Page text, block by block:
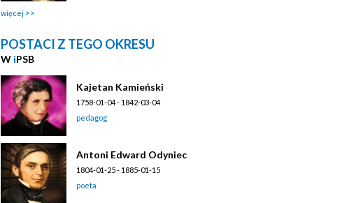
więcej
POSTACI Z TEGO OKRESU
W iPSB
Kajetan Kamieński
1758-01-04 - 1842-03-04
pedagog
Antoni Edward Odyniec
1804-01-25 - 1885-01-15
poeta